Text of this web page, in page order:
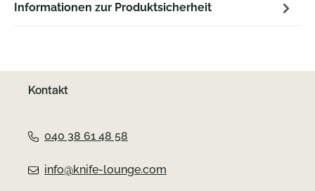
Informationen zur Produktsicherheit
Kontakt
040 38 61 48 58
info@knife-lounge.com